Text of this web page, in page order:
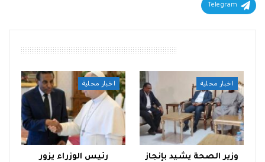
Telegram
اخبار محلية
وزير الصحة يشيد بإنجاز
اخبار محلية
رئيس الوزراء يزور